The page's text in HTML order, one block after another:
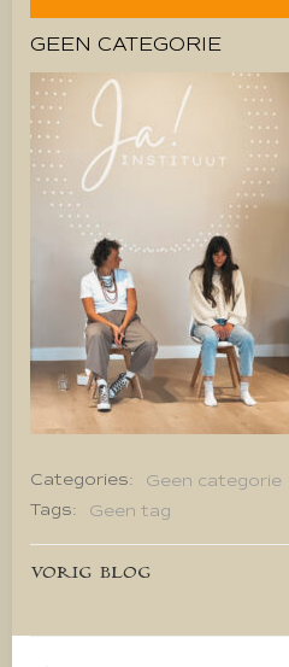
GEEN CATEGORIE
Categories:
Geen categorie
Tags:
Geen tag
Bericht
navigatie
VORIG BLOG